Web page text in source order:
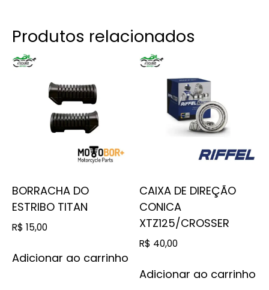
Produtos relacionados
BORRACHA DO
ESTRIBO TITAN
R$ 15,00
Adicionar ao carrinho
CAIXA DE DIREÇÃO
CONICA
XTZ125/CROSSER
R$ 40,00
Adicionar ao carrinho